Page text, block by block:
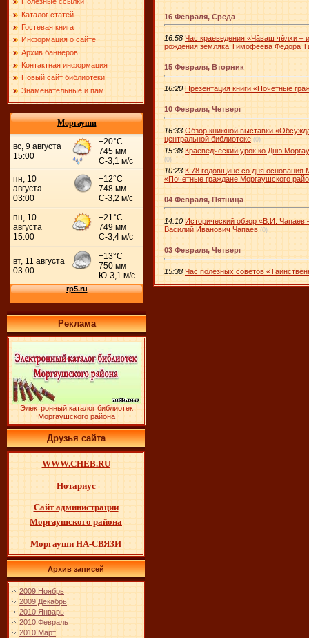
Каталог статей
Гостевая книга
Информация о сайте
Архив баннеров
Контактная информация
Новый сайт библиотеки
Знаменательные и пам...
Моргауши
Реклама
Электронный каталог библиотек
Моргаушского района
Друзья сайта
WWW.CHEB.RU
Нотариус
Cайт администрации
Моргаушского района
Моргауши НА-СВЯЗИ
Архив записей
2009 Ноябрь
2009 Декабрь
2010 Январь
2010 Февраль
2010 Март
16 Февраля, Среда
16:58 Час краеведения «Чӑваш чĕлхи –
рождения земляка Тимофеева Федора
15 Февраля, Вторник
16:20 Презентация книги «Почетные
10 Февраля, Четверг
16:33 Обзор книжной выставки
центральной библиотеке (0)
15:38 Краеведческий урок ко Дню
(0)
10:23 К 78 годовщине со дня основания
«Почетные граждане Моргаушского
04 Февраля, Пятница
14:10 Исторический обзор «В.И. Чапаев
Василий Иванович Чапаев (0)
03 Февраля, Четверг
15:38 Час полезных советов